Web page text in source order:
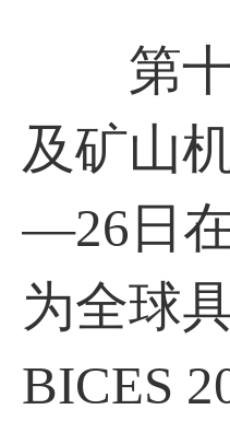
第十
及矿山
—26日
为全球
BICES